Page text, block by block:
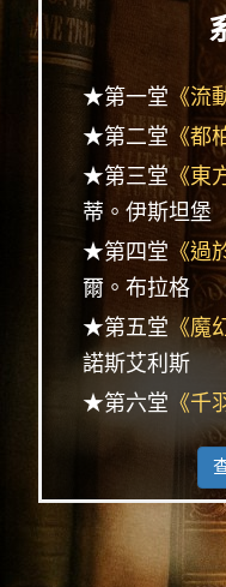
★第一堂 《流
★第二堂 《都
★第三堂 《東
蒂。伊斯坦堡
★第四堂 《過
爾。布拉格
★第五堂 《魔
諾斯艾利斯
★第六堂 《千